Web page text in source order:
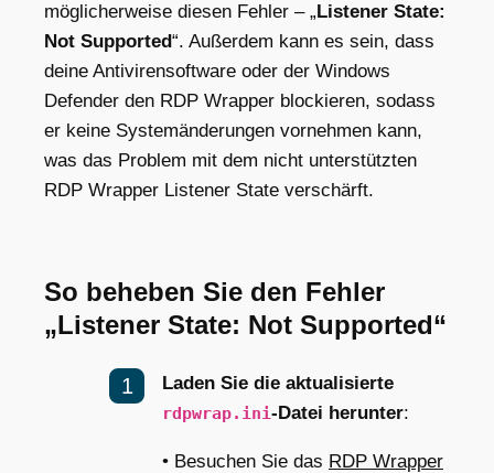
möglicherweise diesen Fehler – „Listener State:
Not Supported“. Außerdem kann es sein, dass
deine Antivirensoftware oder der Windows
Defender den RDP Wrapper blockieren, sodass
er keine Systemänderungen vornehmen kann,
was das Problem mit dem nicht unterstützten
RDP Wrapper Listener State verschärft.
So beheben Sie den Fehler
„Listener State: Not Supported“
Laden Sie die aktualisierte
rdpwrap.ini-Datei herunter:
• Besuchen Sie das RDP Wrapper